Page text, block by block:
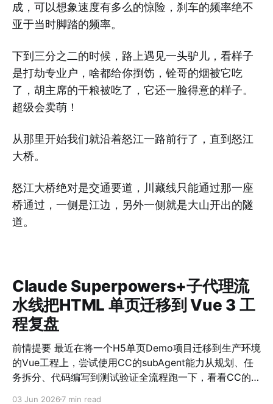
成，可以想象速度有多么的惊险，刹车的频率绝不
亚于当时脚踏的频率。
下到三分之二的时候，路上遇见一头驴儿，看样子
是打劫专业户，啥都给你捯饬，铨哥的烟被它吃
了，胡主席的干粮被吃了，它还一脸得意的样子。
超级会卖萌！
从那里开始我们就沿着怒江一路前行了，直到怒江
大桥。
怒江大桥绝对是交通要道，川藏线只能通过那一座
桥通过，一侧是江边，另外一侧就是大山开出的隧
道。
Claude Superpowers+子代理流
水线把HTML 单页迁移到 Vue 3 工
程复盘
前情提要 最近在将一个H5单页Demo项目迁移到生产环境
的Vue工程上，尝试使用CC的subAgent能力从规划、任
务拆分、代码编写到测试验证全流程跑一下，看看CC的真
03 Jun 2026 7 min read